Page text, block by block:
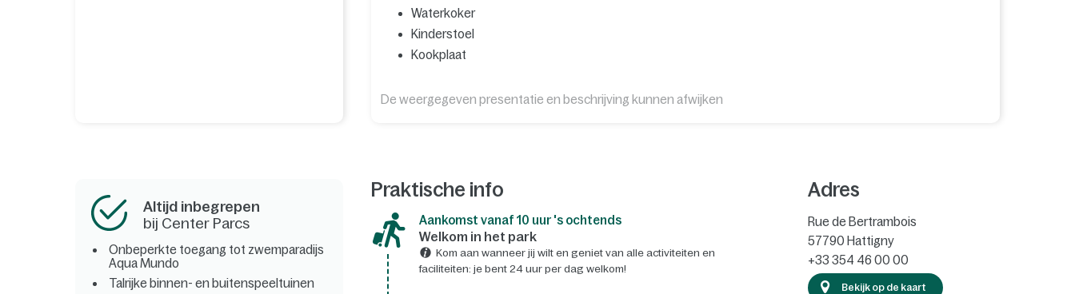
Waterkoker
Kinderstoel
Kookplaat
De weergegeven presentatie en beschrijving kunnen afwijken
Altijd inbegrepen
bij Center Parcs
Onbeperkte toegang tot zwemparadijs
Aqua Mundo
Talrijke binnen- en buitenspeeltuinen
Praktische info
Aankomst vanaf 10 uur 's ochtends
Welkom in het park
Kom aan wanneer jij wilt en geniet van alle activiteiten en
faciliteiten: je bent 24 uur per dag welkom!
Adres
Rue de Bertrambois
57790 Hattigny
+33 354 46 00 00
Bekijk op de kaart